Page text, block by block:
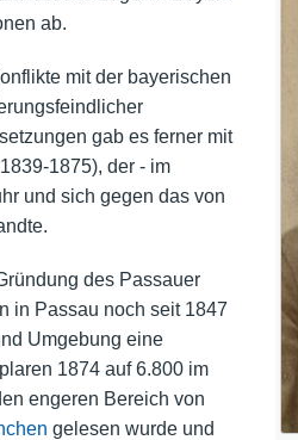
ab.
mit der bayerischen
gab es ferner mit
1875), der - im
und sich gegen das von
des Passauer
in Passau noch seit 1847
Umgebung eine
1874 auf 6.800 im
engeren Bereich von
gelesen wurde und